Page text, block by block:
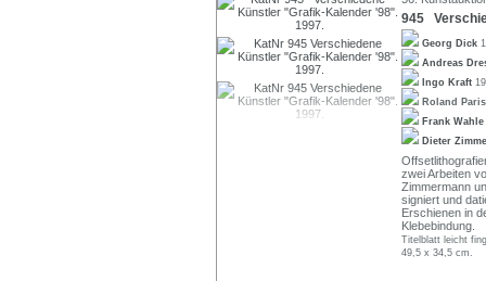
945
Georg Dick
Andreas
Ingo Kraft
Roland
Frank Wahle
Dieter
zwei Arbeiten
Zimmermann
signiert und
Erschienen in
Klebebindung.
Titelblatt leicht
49,5 x 34,5 cm.